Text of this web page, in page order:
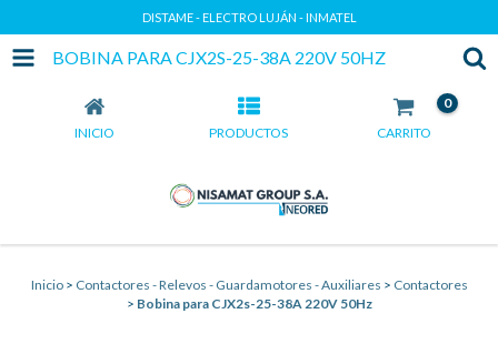
DISTAME - ELECTRO LUJÁN - INMATEL
BOBINA PARA CJX2S-25-38A 220V 50HZ
INICIO PRODUCTOS CARRITO
0
Inicio > Contactores - Relevos - Guardamotores - Auxiliares > Contactores
> Bobina para CJX2s-25-38A 220V 50Hz